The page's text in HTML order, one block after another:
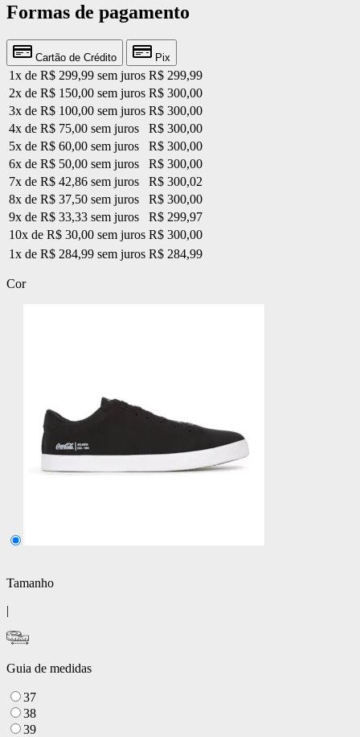
Formas de pagamento
Cartão de Crédito Pix
1x de R$ 299,99 sem juros R$ 299,99
2x de R$ 150,00 sem juros R$ 300,00
3x de R$ 100,00 sem juros R$ 300,00
4x de R$ 75,00 sem juros
R$ 300,00
5x de R$ 60,00 sem juros
R$ 300,00
6x de R$ 50,00 sem juros
R$ 300,00
7x de R$ 42,86 sem juros
R$ 300,02
8x de R$ 37,50 sem juros
R$ 300,00
9x de R$ 33,33 sem juros
R$ 299,97
10x de R$ 30,00 sem juros R$ 300,00
1x de R$ 284,99 sem juros R$ 284,99
Cor
Tamanho
|
Guia de medidas
37
38
39